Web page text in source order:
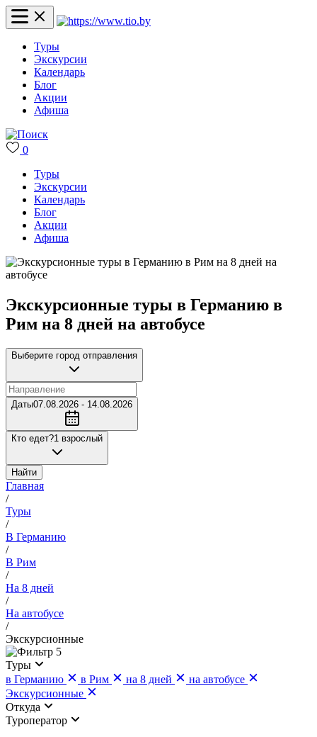
Туры
Экскурсии
Календарь
Блог
Акции
Афиша
0
Туры
Экскурсии
Календарь
Блог
Акции
Афиша
Экскурсионные туры в Германию в
Рим на 8 дней на автобусе
Выберите город отправления
Даты07.08.2026 - 14.08.2026
Кто едет?1 взрослый
Найти
Главная
/
Туры
/
В Германию
/
В Рим
/
На 8 дней
/
На автобусе
/
Экскурсионные
5
Туры
в Германию
в Рим на 8 дней
на автобусе
Экскурсионные
Откуда
Туроператор